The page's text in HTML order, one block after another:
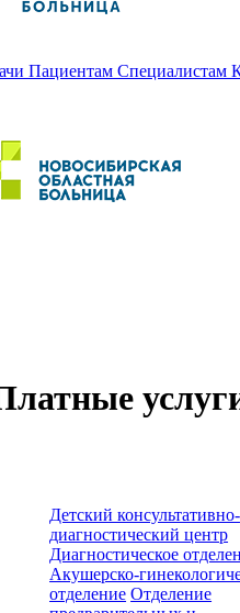
Пациентам Специалистам
Детский консультативно-
диагностический центр
Диагностическое
Акушерско-
отделение Отделение